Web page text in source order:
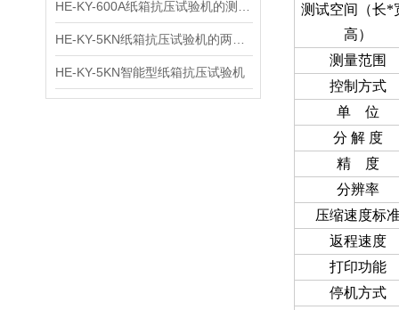
HE-KY-5KN智能型纸箱抗压试验机
测试空间（长*
高）
测量范围
控制方式
单 位
分 解 度
精 度
分辨率
压缩速度标
返程速度
打印功能
停机方式